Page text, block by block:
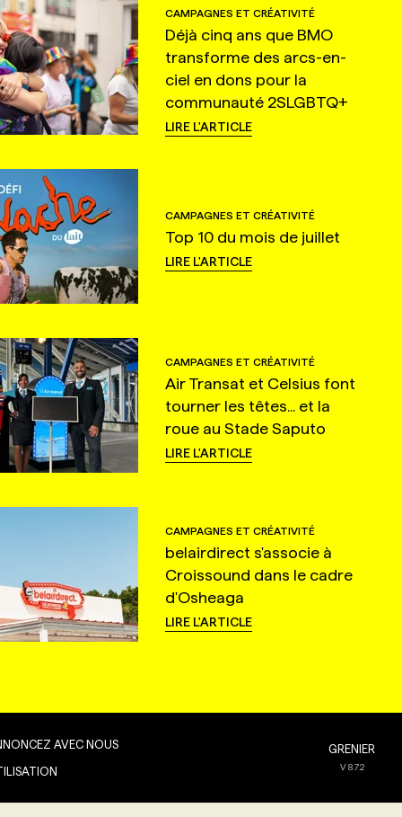
CAMPAGNES ET CRÉATIVITÉ
Déjà cinq ans que BMO
transforme des arcs-en-
ciel en dons pour la
communauté 2SLGBTQ+
LIRE L'ARTICLE
CAMPAGNES ET CRÉATIVITÉ
Top 10 du mois de juillet
LIRE L'ARTICLE
CAMPAGNES ET CRÉATIVITÉ
Air Transat et Celsius font
tourner les têtes... et la
roue au Stade Saputo
LIRE L'ARTICLE
CAMPAGNES ET CRÉATIVITÉ
belairdirect s'associe à
Croissound dans le cadre
d'Osheaga
LIRE L'ARTICLE
AVEC NOUS GRENIER
V8.7.2